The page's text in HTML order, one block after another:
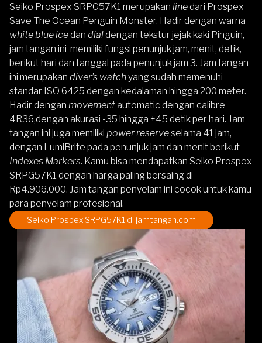
Seiko Prospex SRPG57K1 merupakan linedari Prospex
Save The Ocean Penguin Monster. Hadir dengan warna
white blue icedan dialdengan tekstur jejak kaki Pinguin,
jam tangan ini memiliki fungsi penunjuk jam, menit, detik,
berikut hari dan tanggal pada penunjuk jam 3. Jam tangan
ini merupakan diver’s watchyang sudah memenuhi
standar ISO 6425 dengan kedalaman hingga 200 meter.
Hadir dengan movementautomatic dengan calibre
4R36,dengan akurasi -35 hingga +45 detik per hari. Jam
tangan ini juga memiliki power reserveselama 41 jam,
dengan LumiBrite pada penunjuk jam dan menit berikut
Indexes Markers. Kamu bisa mendapatkan Seiko Prospex
SRPG57K1 dengan harga paling bersaing di
Rp4.906.000. Jam tangan penyelam ini cocok untuk kamu
para penyelam profesional.
Seiko Prospex SRPG57K1 di jamtangan.com